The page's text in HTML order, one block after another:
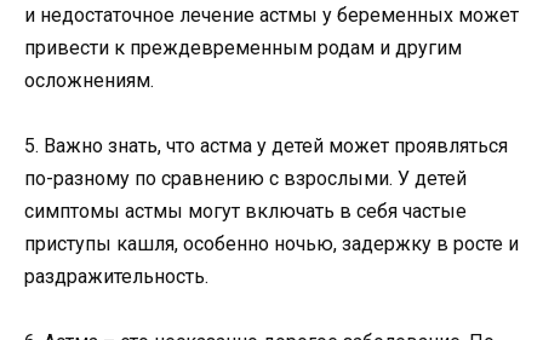
и недостаточное лечение астмы у беременных может
привести к преждевременным родам и другим
осложнениям.
5. Важно знать, что астма у детей может проявляться
по-разному по сравнению с взрослыми. У детей
симптомы астмы могут включать в себя частые
приступы кашля, особенно ночью, задержку в росте и
раздражительность.